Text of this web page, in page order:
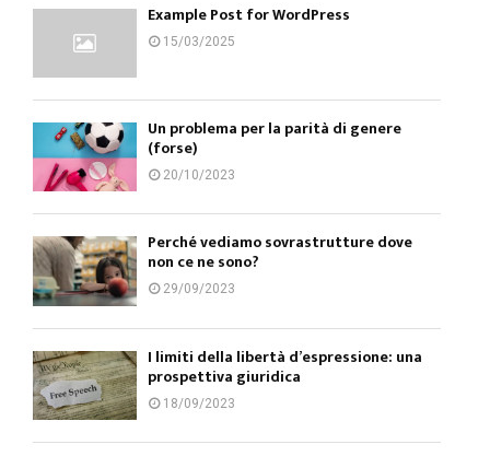
Example Post for WordPress
15/03/2025
Un problema per la parità di genere
(forse)
20/10/2023
Perché vediamo sovrastrutture dove
non ce ne sono?
29/09/2023
I limiti della libertà d’espressione: una
prospettiva giuridica
18/09/2023